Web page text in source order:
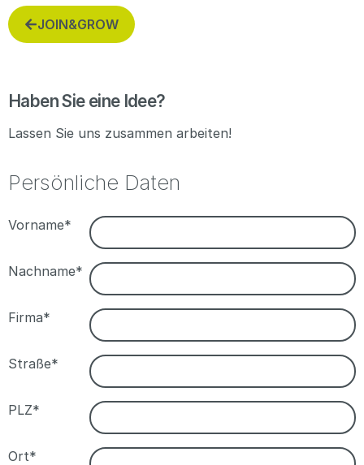
JOIN&GROW
Haben Sie eine Idee?
Lassen Sie uns zusammen arbeiten!
Persönliche Daten
Vorname*
Nachname*
Firma*
Straße*
PLZ*
Ort*